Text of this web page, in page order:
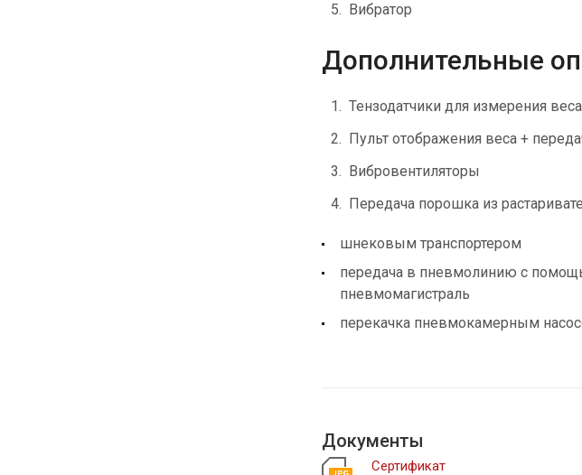
Вибратор
Дополнительные
Тензодатчики для измерения веса
Пульт отображения веса +
Вибровентиляторы
Передача порошка из
шнековым транспортером
передача в пневмолинию с
пневмомагистраль
перекачка пневмокамерным
Документы
Сертификат